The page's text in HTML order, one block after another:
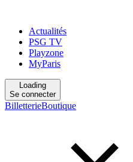
Actualités
PSG TV
Playzone
MyParis
Loading
Se connecter
BilletterieBoutique